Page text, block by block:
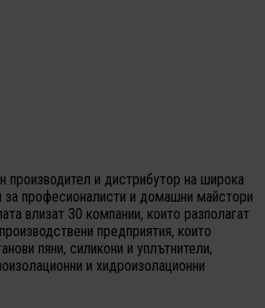
производител и дистрибутор на широка
за професионалисти и домашни майстори
влизат 30 компании, които разполагат
предприятия, които
пяни, силикони и уплътнители,
и хидроизолационни